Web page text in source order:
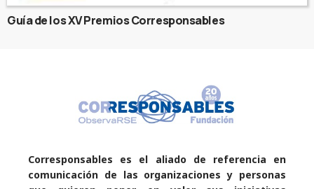
Guía de los XV Premios Corresponsables
Corresponsables es el aliado de referencia en
comunicación de las organizaciones y personas